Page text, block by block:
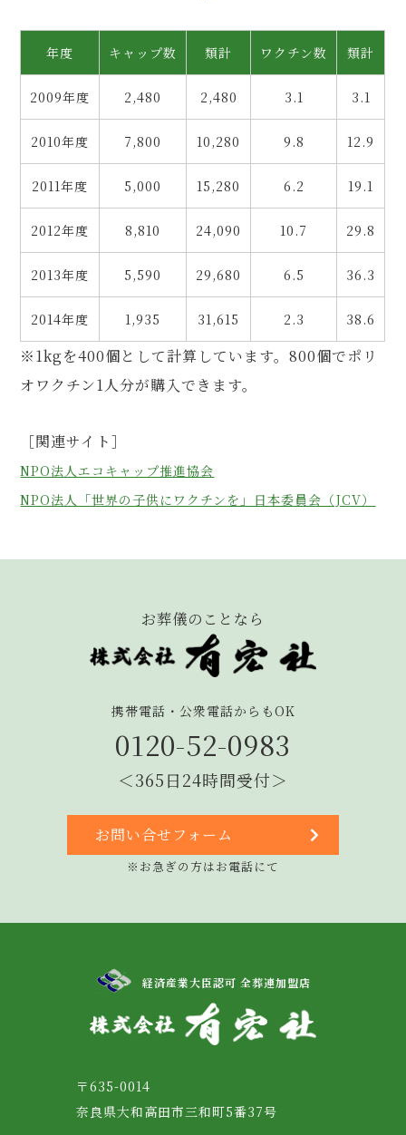
年度 キャップ数 類計 ワクチン数 類計
2009年度 2,480 2,480 3.1 3.1
2010年度 7,800 10,280 9.8 12.9
2011年度 5,000 15,280 6.2 19.1
2012年度 8,810 24,090 10.7 29.8
2013年度 5,590 29,680 6.5 36.3
2014年度 1,935 31,615 2.3 38.6
※1kgを400個として計算しています。800個でポリ
オワクチン1人分が購入できます。
［関連サイト］
NPO法人エコキャップ推進協会
NPO法人「世界の子供にワクチンを」日本委員会（JCV）
お葬儀のことなら
携帯電話・公衆電話からもOK
0120-52-0983
＜365日24時間受付＞
お問い合せフォーム
※お急ぎの方はお電話にて
経済産業大臣認可 全葬連加盟店
〒635-0014
奈良県大和高田市三和町5番37号